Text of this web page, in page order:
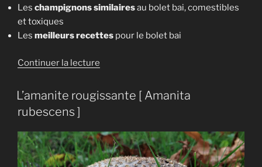
Les champignons similairesau bolet bai, comestibles
et toxiques
Les meilleurs recettes pour le bolet bai
Continuer la lecture
badia] »
L’amanite rougissante [ Amanita
rubescens ]